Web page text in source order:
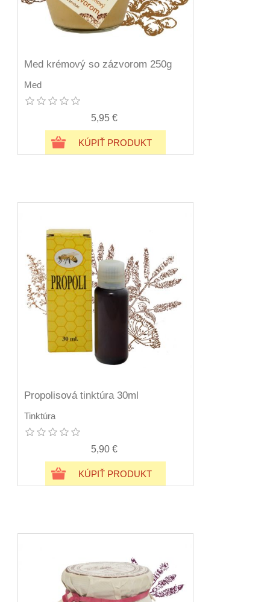
Med krémový so zázvorom 250g
Med
5,95 €
KÚPIŤ PRODUKT
Propolisová tinktúra 30ml
Tinktúra
5,90 €
KÚPIŤ PRODUKT